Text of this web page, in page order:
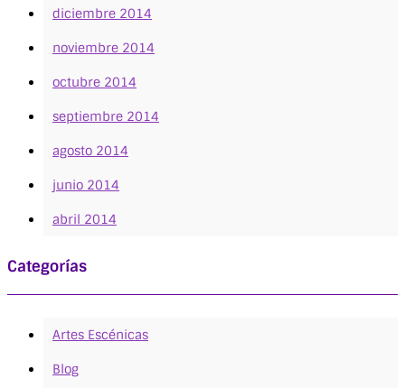
diciembre 2014
noviembre 2014
octubre 2014
septiembre 2014
agosto 2014
junio 2014
abril 2014
Categorías
Artes Escénicas
Blog